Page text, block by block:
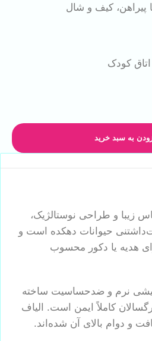
پیراهن، کیف و شال
کودک
به سبد خرید
زیبا و طراحی نوستالژیک،
حیوانات دهکده است و
هدیه یا دکور محسوب
نرم و ضدحساسیت ساخته
کاملاً ایمن است. الیاف
و دوام بالای آن شده‌اند.